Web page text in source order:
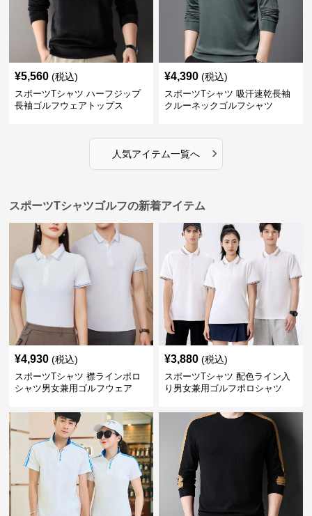
¥5,560 (税込)
スポーツTシャツ ハーフジップ
長袖ゴルフウェアトップス
¥4,390 (税込)
スポーツTシャツ 吸汗速乾長袖
クルーネックゴルフシャツ
人気アイテム一覧へ ›
スポーツTシャツゴルフの新着アイテム
¥4,930 (税込)
スポーツTシャツ 襟ラインポロ
シャツ男女兼用ゴルフウェア
¥3,880 (税込)
スポーツTシャツ 配色ライン入
り男女兼用ゴルフポロシャツ